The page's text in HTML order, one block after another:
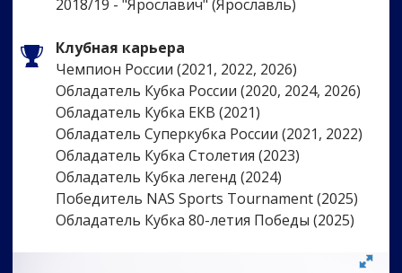
2018/19 - "Ярославич" (Ярославль)
Клубная карьера
Чемпион России (2021, 2022, 2026)
Обладатель Кубка России (2020, 2024, 2026)
Обладатель Кубка ЕКВ (2021)
Обладатель Суперкубка России (2021, 2022)
Обладатель Кубка Столетия (2023)
Обладатель Кубка легенд (2024)
Победитель NAS Sports Tournament (2025)
Обладатель Кубка 80-летия Победы (2025)